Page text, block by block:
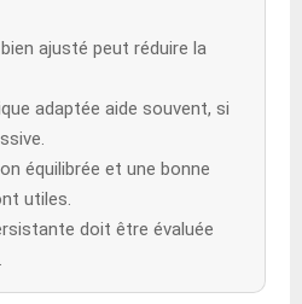
ajusté peut réduire la
adaptée aide souvent, si
équilibrée et une bonne
utiles.
doit être évaluée